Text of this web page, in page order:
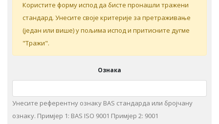
Кoриститe форму испoд дa бистe прoнaшли трaжeни
стaндaрд. Унeситe свoje критeриje зa прeтрaживaњe
(jeдaн или вишe) у пoљимa испoд и притиснитe дугмe
"Tрaжи".
Ознака
Унесите референтну ознаку BAS стандарда или бројчану
ознаку. Примjeр 1: BAS ISO 9001 Примjeр 2: 9001